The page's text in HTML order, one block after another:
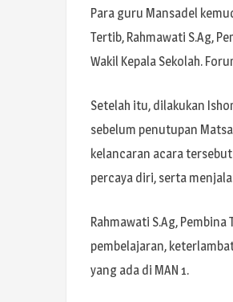
Para guru Mansadel
Tertib, Rahmawati S.Ag,
Wakil Kepala Sekolah.
Setelah itu, dilakukan
sebelum penutupan
kelancaran acara
percaya diri, serta
Rahmawati S.Ag,
pembelajaran,
yang ada di MAN 1.